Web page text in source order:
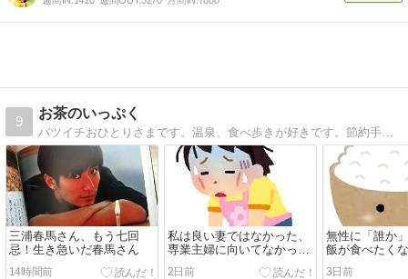
9
お茶のいっぷく
バツイチおひとりさまです。温泉、食べ歩きが好きです。節約手抜き料理などいろいろブログです
三浦春馬さん、もう七回
忌！生き急いだ春馬さん
14時間前
私は良い妻ではなかった、
専業主婦に向いてなかった
理由
2日前
無性に「誰か
飯が食べたく
お供
3日前